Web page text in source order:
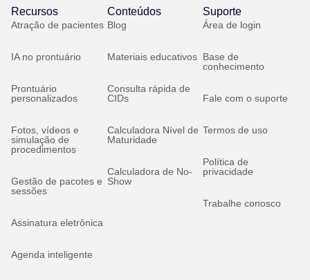
Recursos
Atração de pacientes
IA no prontuário
Prontuário
personalizados
Fotos, vídeos e
simulação de
procedimentos
Gestão de pacotes e
sessões
Assinatura eletrônica
Agenda inteligente
Conteúdos
Blog
Materiais educativos
Consulta rápida de
CIDs
Calculadora Nível de
Maturidade
Calculadora de No-
Show
Suporte
Área de login
Base de
conhecimento
Fale com o suporte
Termos de uso
Política de
privacidade
Trabalhe conosco